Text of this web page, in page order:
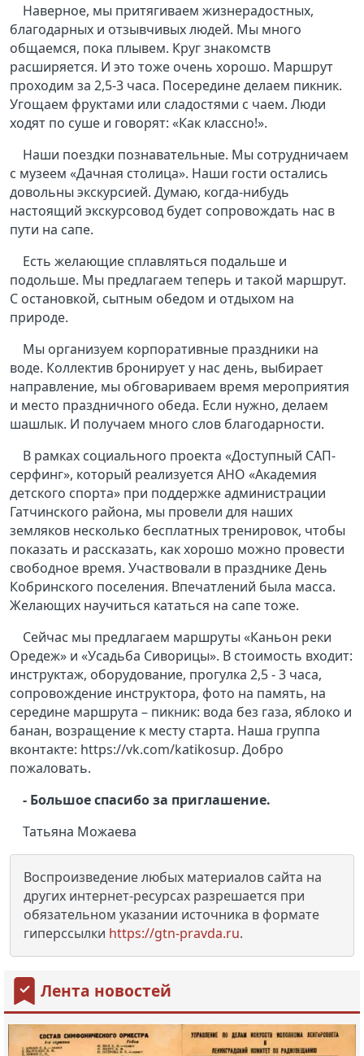
Наверное, мы притягиваем жизнерадостных,
благодарных и отзывчивых людей. Мы много
общаемся, пока плывем. Круг знакомств
расширяется. И это тоже очень хорошо. Маршрут
проходим за 2,5-3 часа. Посередине делаем пикник.
Угощаем фруктами или сладостями с чаем. Люди
ходят по суше и говорят: «Как классно!».
Наши поездки познавательные. Мы сотрудничаем
с музеем «Дачная столица». Наши гости остались
довольны экскурсией. Думаю, когда-нибудь
настоящий экскурсовод будет сопровождать нас в
пути на сапе.
Есть желающие сплавляться подальше и
подольше. Мы предлагаем теперь и такой маршрут.
С остановкой, сытным обедом и отдыхом на
природе.
Мы организуем корпоративные праздники на
воде. Коллектив бронирует у нас день, выбирает
направление, мы обговариваем время мероприятия
и место праздничного обеда. Если нужно, делаем
шашлык. И получаем много слов благодарности.
В рамках социального проекта «Доступный САП-
серфинг», который реализуется АНО «Академия
детского спорта» при поддержке администрации
Гатчинского района, мы провели для наших
земляков несколько бесплатных тренировок, чтобы
показать и рассказать, как хорошо можно провести
свободное время. Участвовали в празднике День
Кобринского поселения. Впечатлений была масса.
Желающих научиться кататься на сапе тоже.
Сейчас мы предлагаем маршруты «Каньон реки
Оредеж» и «Усадьба Сиворицы». В стоимость входит:
инструктаж, оборудование, прогулка 2,5 - 3 часа,
сопровождение инструктора, фото на память, на
середине маршрута – пикник: вода без газа, яблоко и
банан, возращение к месту старта. Наша группа
вконтакте: https://vk.com/katikosup. Добро
пожаловать.
- Большое спасибо за приглашение.
Татьяна Можаева
Воспроизведение любых материалов сайта на
других интернет-ресурсах разрешается при
обязательном указании источника в формате
гиперссылки https://gtn-pravda.ru.
Лента новостей